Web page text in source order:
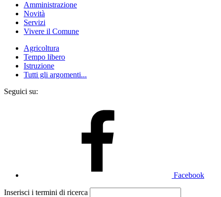
Amministrazione
Novità
Servizi
Vivere il Comune
Agricoltura
Tempo libero
Istruzione
Tutti gli argomenti...
Seguici su:
Facebook
Inserisci i termini di ricerca